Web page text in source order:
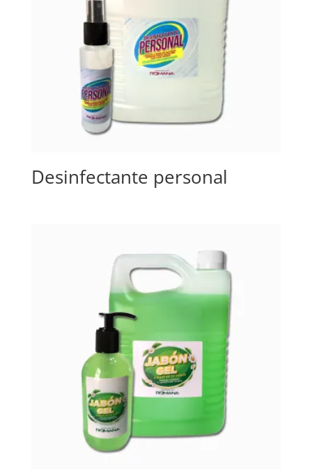
Desinfectante personal